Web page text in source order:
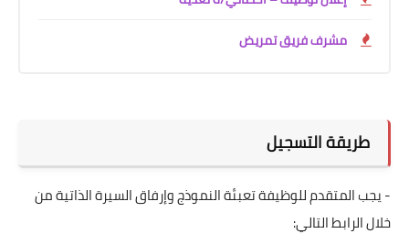
مشرف فريق تمريض
طريقة التسجيل
- يجب المتقدم للوظيفة تعبئة النموذج وإرفاق السيرة الذاتية من
خلال الرابط التالي: